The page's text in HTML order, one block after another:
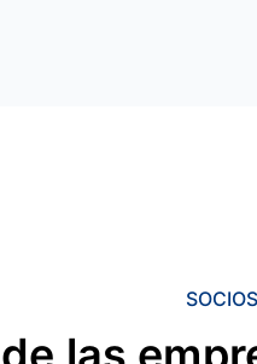
SOCIOS